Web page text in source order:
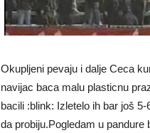
Okupljeni pevaju i dalje Ceca
navijac baca malu plasticnu
bacili :blink: Izletelo ih bar još
da probiju.Pogledam u